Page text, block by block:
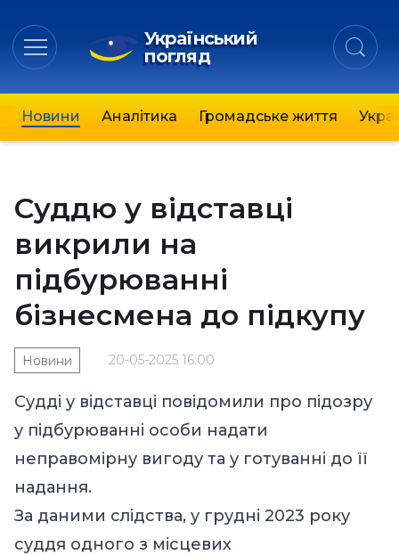
Український
погляд
Новини Аналітика Громадське життя
Суддю у відставці
викрили на
підбурюванні
бізнесмена до підкупу
20-05-2025 16:00
Новини
Судді у відставці повідомили про підозру
у підбурюванні особи надати
неправомірну вигоду та у готуванні до її
надання.
За даними слідства, у грудні 2023 року
суддя одного з місцевих